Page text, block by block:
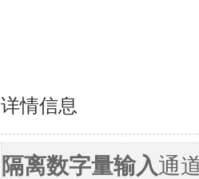
详情信息
隔离数字量输入